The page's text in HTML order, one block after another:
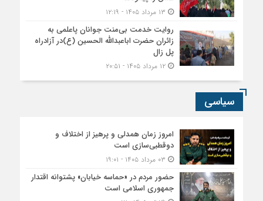
روایت خدمت بی‌منت جوانان پاعلمی به
زائران حضرت اباعبدالله الحسین (ع)در آزادراه
پل زال
۱۲ مرداد ۱۴۰۵ - ۲۰:۵۱
سیاسی
امروز زمان همدلی و پرهیز از اختلاف و
دوقطبی‌سازی است
حضور مردم در «حماسه خیابان» پشتوانه اقتدار
جمهوری اسلامی است